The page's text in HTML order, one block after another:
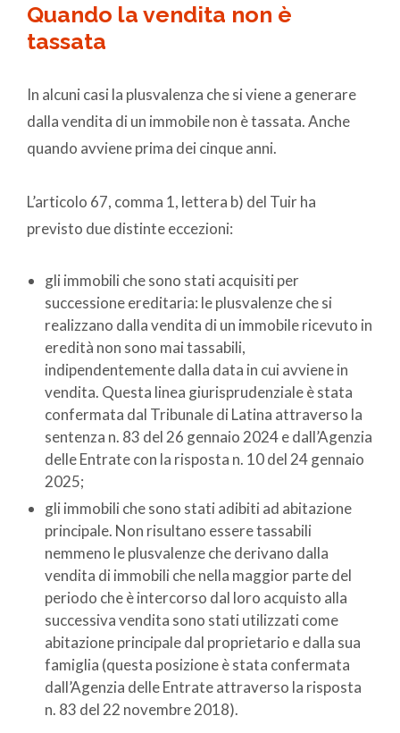
Quando la vendita non è
tassata
In alcuni casi la plusvalenza che si viene a generare
dalla vendita di un immobile non è tassata. Anche
quando avviene prima dei cinque anni.
L’articolo 67, comma 1, lettera b) del Tuir ha
previsto due distinte eccezioni:
gli immobili che sono stati acquisiti per
successione ereditaria: le plusvalenze che si
realizzano dalla vendita di un immobile ricevuto in
eredità non sono mai tassabili,
indipendentemente dalla data in cui avviene in
vendita. Questa linea giurisprudenziale è stata
confermata dal Tribunale di Latina attraverso la
sentenza n. 83 del 26 gennaio 2024 e dall’Agenzia
delle Entrate con la risposta n. 10 del 24 gennaio
2025;
gli immobili che sono stati adibiti ad abitazione
principale. Non risultano essere tassabili
nemmeno le plusvalenze che derivano dalla
vendita di immobili che nella maggior parte del
periodo che è intercorso dal loro acquisto alla
successiva vendita sono stati utilizzati come
abitazione principale dal proprietario e dalla sua
famiglia (questa posizione è stata confermata
dall’Agenzia delle Entrate attraverso la risposta
n. 83 del 22 novembre 2018).